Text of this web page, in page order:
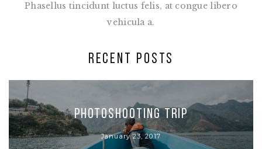
Phasellus tincidunt luctus felis, at congue libero
vehicula a.
RECENT POSTS
Photoshooting Trip
January 23, 2017